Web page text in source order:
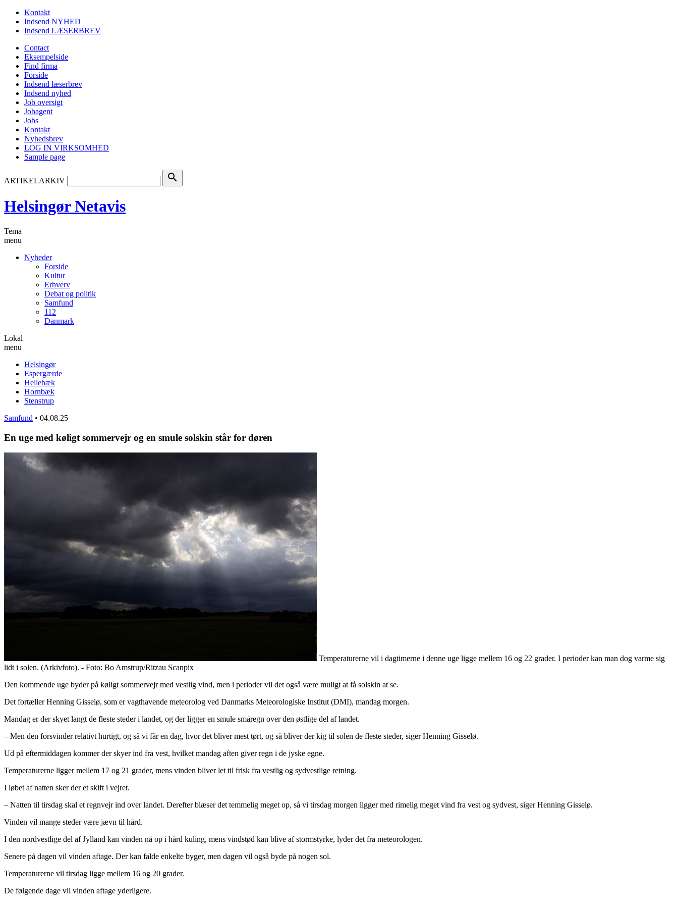
Kontakt
Indsend NYHED
Indsend LÆSERBREV
Contact
Eksempelside
Find firma
Forside
Indsend læserbrev
Indsend nyhed
Job oversigt
Jobagent
Jobs
Kontakt
Nyhedsbrev
LOG IN VIRKSOMHED
Sample page
ARTIKELARKIV search
Helsingør Netavis
Tema
menu
Nyheder
Forside
Kultur
Erhverv
Debat og politik
Samfund
112
Danmark
Lokal
menu
Helsingør
Espergærde
Hellebæk
Hornbæk
Stenstrup
Samfund • 04.08.25
En uge med køligt sommervejr og en smule solskin står for døren
Temperaturerne vil i dagtimerne i denne uge ligge mellem 16 og 22 grader. I perioder kan man dog varme sig
lidt i solen. (Arkivfoto). - Foto: Bo Amstrup/Ritzau Scanpix
Den kommende uge byder på køligt sommervejr med vestlig vind, men i perioder vil det også være muligt at få solskin at se.
Det fortæller Henning Gisselø, som er vagthavende meteorolog ved Danmarks Meteorologiske Institut (DMI), mandag morgen.
Mandag er der skyet langt de fleste steder i landet, og der ligger en smule småregn over den østlige del af landet.
– Men den forsvinder relativt hurtigt, og så vi får en dag, hvor det bliver mest tørt, og så bliver der kig til solen de fleste steder, siger Henning Gisselø.
Ud på eftermiddagen kommer der skyer ind fra vest, hvilket mandag aften giver regn i de jyske egne.
Temperaturerne ligger mellem 17 og 21 grader, mens vinden bliver let til frisk fra vestlig og sydvestlige retning.
I løbet af natten sker der et skift i vejret.
– Natten til tirsdag skal et regnvejr ind over landet. Derefter blæser det temmelig meget op, så vi tirsdag morgen ligger med rimelig meget vind fra vest og sydvest, siger Henning Gisselø.
Vinden vil mange steder være jævn til hård.
I den nordvestlige del af Jylland kan vinden nå op i hård kuling, mens vindstød kan blive af stormstyrke, lyder det fra meteorologen.
Senere på dagen vil vinden aftage. Der kan falde enkelte byger, men dagen vil også byde på nogen sol.
Temperaturerne vil tirsdag ligge mellem 16 og 20 grader.
De følgende dage vil vinden aftage yderligere.